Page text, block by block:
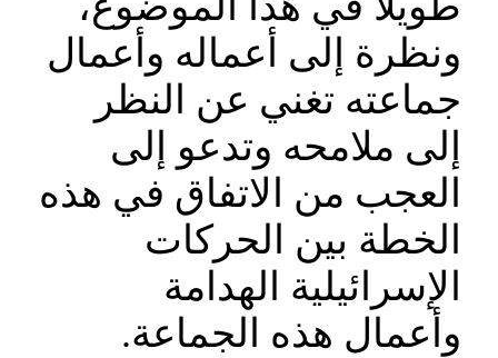
ونظرة إلى أعماله وأعمال
جماعته تغني عن النظر
إلى ملامحه وتدعو إلى
العجب من الاتفاق في هذه
الخطة بين الحركات
الإسرائيلية الهدامة
وأعمال هذه الجماعة.